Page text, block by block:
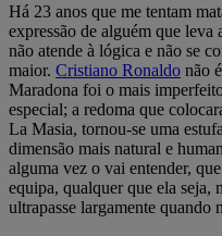
Há 23 anos que me tentam
expressão de alguém que leva
não atende à lógica e não se
maior. Cristiano Ronaldo não
Maradona foi o mais
especial; a redoma que
La Masia, tornou-se uma
dimensão mais natural e
alguma vez o vai entender,
equipa, qualquer que ela seja,
ultrapasse largamente quando